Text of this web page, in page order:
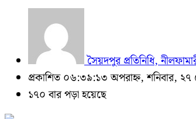
সৈয়দপুর প্রতিনিধি,
প্রকাশিত ০৬:৩৯:১৩ অপরাহ্ন, শনিবার, ২৭
১৭০ বার পড়া হয়েছে